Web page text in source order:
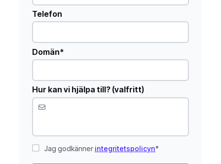
Telefon
Domän*
Hur kan vi hjälpa till? (valfritt)
Jag godkänner integritetspolicyn*